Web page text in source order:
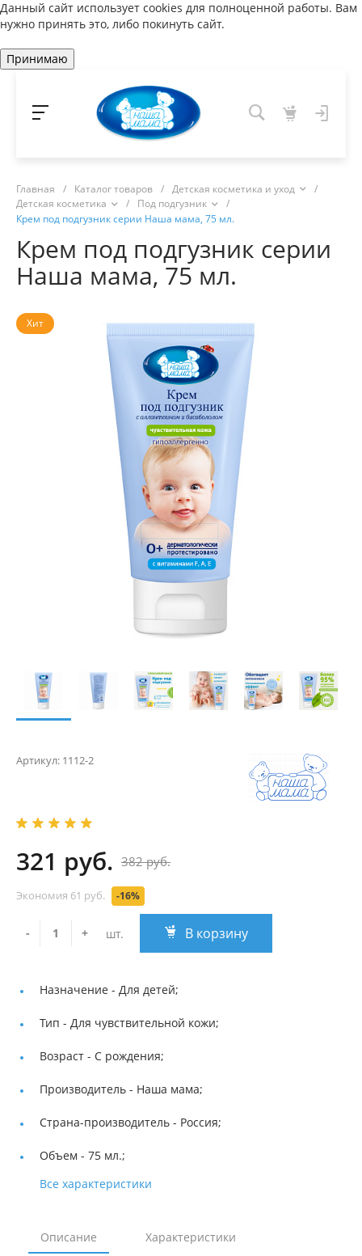
Данный сайт использует cookies для полноценной работы. Вам
нужно принять это, либо покинуть сайт.
Принимаю
Главная / Каталог товаров / Детская косметика и уход
/
Детская косметика
/ Под подгузник
/
Крем под подгузник серии Наша мама, 75 мл.
Крем под подгузник серии
Наша мама, 75 мл.
Хит
Артикул: 1112-2
321 руб. 382 руб.
Экономия 61 руб. -16%
- + шт. В корзину
Назначение - Для детей;
Тип - Для чувствительной кожи;
Возраст - С рождения;
Производитель - Наша мама;
Страна-производитель - Россия;
Объем - 75 мл.;
Все характеристики
Описание Характеристики